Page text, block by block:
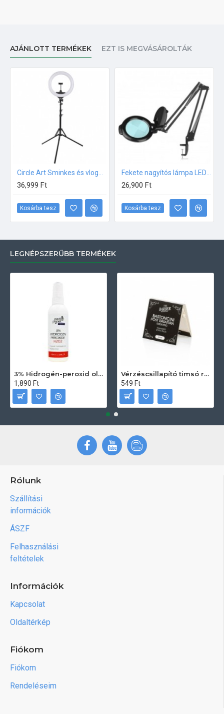
AJÁNLOTT TERMÉKEK EZT IS MEGVÁSÁROLTÁK
36,999 Ft
Kosárba tesz
26,900 Ft
Kosárba tesz
LEGNÉPSZERŰBB TERMÉKEK
3% Hidrogén-peroxid oldat (sebfertőtlenítő) 100ml
1,890 Ft
Vérzéscsillapító timsó rúd 20db
549 Ft
Rólunk
Szállítási
információk
ÁSZF
Felhasználási
feltételek
Információk
Kapcsolat
Oldaltérkép
Fiókom
Fiókom
Rendeléseim